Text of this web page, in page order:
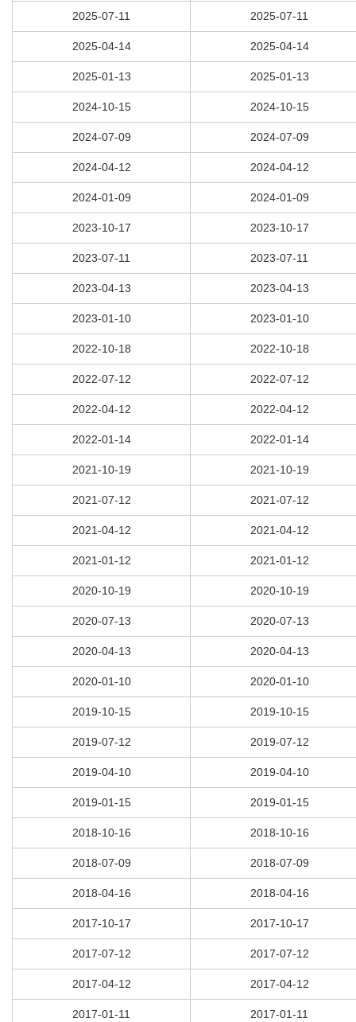
2025-07-11 2025-07-11
2025-04-14 2025-04-14
2025-01-13 2025-01-13
2024-10-15 2024-10-15
2024-07-09 2024-07-09
2024-04-12 2024-04-12
2024-01-09 2024-01-09
2023-10-17 2023-10-17
2023-07-11 2023-07-11
2023-04-13 2023-04-13
2023-01-10 2023-01-10
2022-10-18 2022-10-18
2022-07-12 2022-07-12
2022-04-12 2022-04-12
2022-01-14 2022-01-14
2021-10-19 2021-10-19
2021-07-12 2021-07-12
2021-04-12 2021-04-12
2021-01-12 2021-01-12
2020-10-19 2020-10-19
2020-07-13 2020-07-13
2020-04-13 2020-04-13
2020-01-10 2020-01-10
2019-10-15 2019-10-15
2019-07-12 2019-07-12
2019-04-10 2019-04-10
2019-01-15 2019-01-15
2018-10-16 2018-10-16
2018-07-09 2018-07-09
2018-04-16 2018-04-16
2017-10-17 2017-10-17
2017-07-12 2017-07-12
2017-04-12 2017-04-12
2017-01-11 2017-01-11